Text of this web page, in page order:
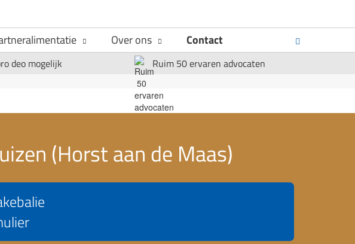
Over ons Contact
deo mogelijk Ruim 50 ervaren advocaten
(Horst aan de Maas)